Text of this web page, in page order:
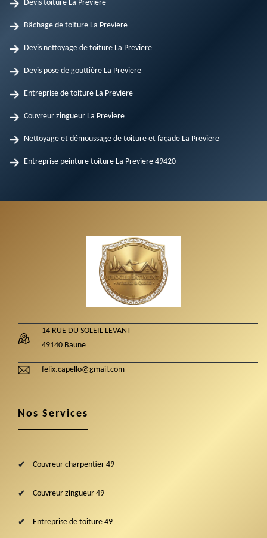
Devis toiture La Previere
Bâchage de toiture La Previere
Devis nettoyage de toiture La Previere
Devis pose de gouttière La Previere
Entreprise de toiture La Previere
Couvreur zingueur La Previere
Nettoyage et démoussage de toiture et façade La Previere
Entreprise peinture toiture La Previere 49420
14 RUE DU SOLEIL LEVANT
49140 Baune
felix.capello@gmail.com
Nos Services
Couvreur charpentier 49
Couvreur zingueur 49
Entreprise de toiture 49